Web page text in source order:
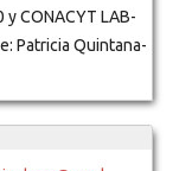
CONACYT LAB-
Patricia Quintana-